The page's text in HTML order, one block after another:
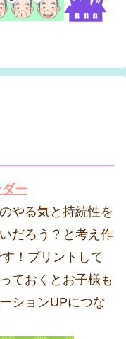
ー
やる気と持続性を
だろう？と考え作
！プリントして
ておくとお子様も
ションUPにつな